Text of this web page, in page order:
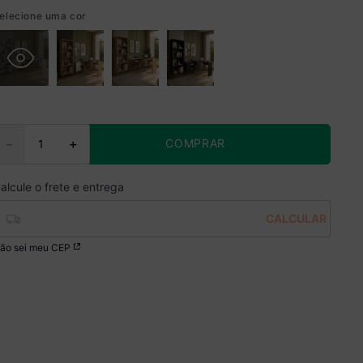
uma cor
＋
－ COMPRAR
sei meu CEP